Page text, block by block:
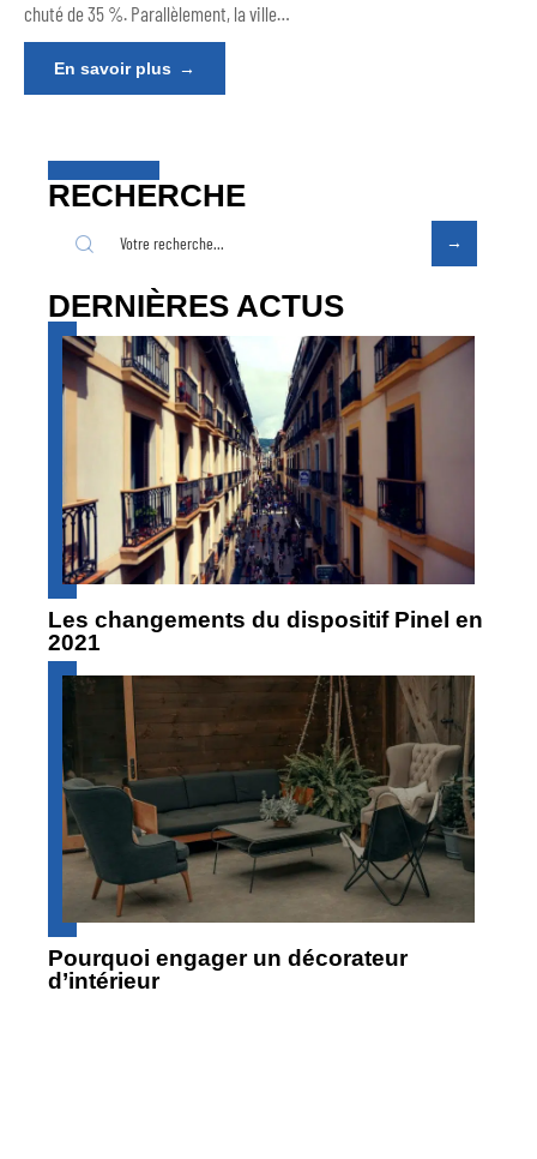
chuté de 35 %. Parallèlement, la ville…
En savoir plus
RECHERCHE
DERNIÈRES ACTUS
Les changements du dispositif Pinel en
2021
Pourquoi engager un décorateur
d’intérieur